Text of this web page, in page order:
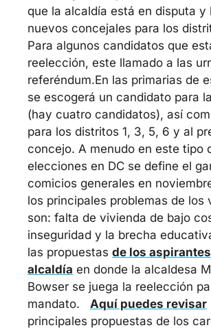
que la alcaldía está en disputa y
nuevos concejales para los
Para algunos candidatos que
reelección, este llamado a las
referéndum.En las primarias de
se escogerá un candidato para
(hay cuatro candidatos), así
para los distritos 1, 3, 5, 6 y al
concejo. A menudo en este tipo
elecciones en DC se define el
comicios generales en
los principales problemas de los
son: falta de vivienda de bajo
inseguridad y la brecha
las propuestas de los
alcaldía en donde la alcaldesa
Bowser se juega la reelección
mandato. Aquí puedes revisar
principales propuestas de los